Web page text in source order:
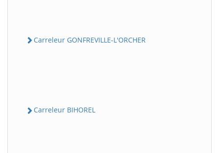
Carreleur GONFREVILLE-L'ORCHER
Carreleur BIHOREL